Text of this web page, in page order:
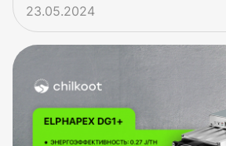
не менее, домашний майнинг
23.05.2024